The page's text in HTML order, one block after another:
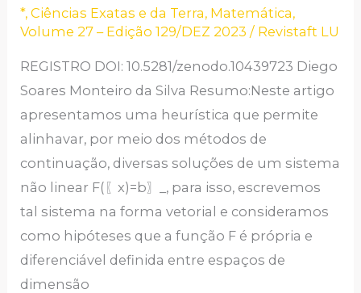
*,Ciências Exatas e da Terra, Matemática,
Volume 27 – Edição 129/DEZ 2023 / Revistaft LU
REGISTRO DOI: 10.5281/zenodo.10439723 Diego
Soares Monteiro da Silva Resumo:Neste artigo
apresentamos uma heurística que permite
alinhavar, por meio dos métodos de
continuação, diversas soluções de um sistema
não linear F(〖x)=b〗_, para isso, escrevemos
tal sistema na forma vetorial e consideramos
como hipóteses que a função F é própria e
diferenciável definida entre espaços de
dimensão
DE
FUNÇÕES
PRÓPRIAS,
DIFERENCIÁVEIS
EM
DIMENSÃO
FINITA